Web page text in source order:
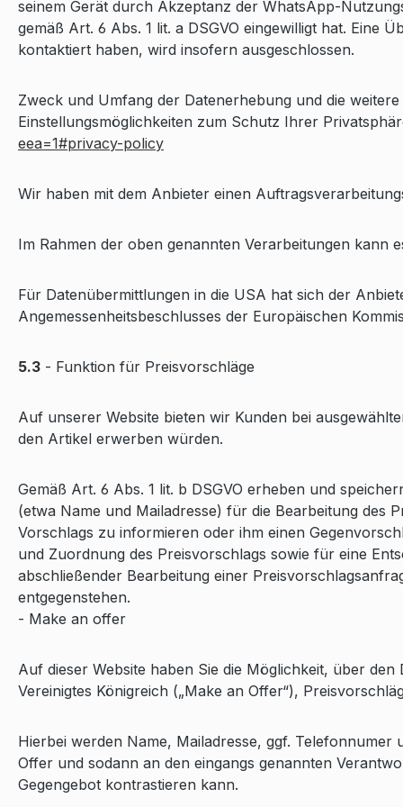
seinem Gerät durch Akzeptanz der WhatsApp-
gemäß Art. 6 Abs. 1 lit. a DSGVO eingewilligt hat.
kontaktiert haben, wird insofern ausgeschlossen.
Zweck und Umfang der Datenerhebung und die
Einstellungsmöglichkeiten zum Schutz Ihrer
eea=1#privacy-policy
Wir haben mit dem Anbieter einen
Im Rahmen der oben genannten Verarbeitungen
Für Datenübermittlungen in die USA hat sich der
Angemessenheitsbeschlusses der Europäischen
5.3 - Funktion für Preisvorschläge
Auf unserer Website bieten wir Kunden bei
den Artikel erwerben würden.
Gemäß Art. 6 Abs. 1 lit. b DSGVO erheben und
(etwa Name und Mailadresse) für die Bearbeitung des
Vorschlags zu informieren oder ihm einen
und Zuordnung des Preisvorschlags sowie für eine
abschließender Bearbeitung einer
entgegenstehen.
- Make an offer
Auf dieser Website haben Sie die Möglichkeit, über
Vereinigtes Königreich („Make an Offer“),
Hierbei werden Name, Mailadresse, ggf.
Offer und sodann an den eingangs genannten
Gegengebot kontrastieren kann.